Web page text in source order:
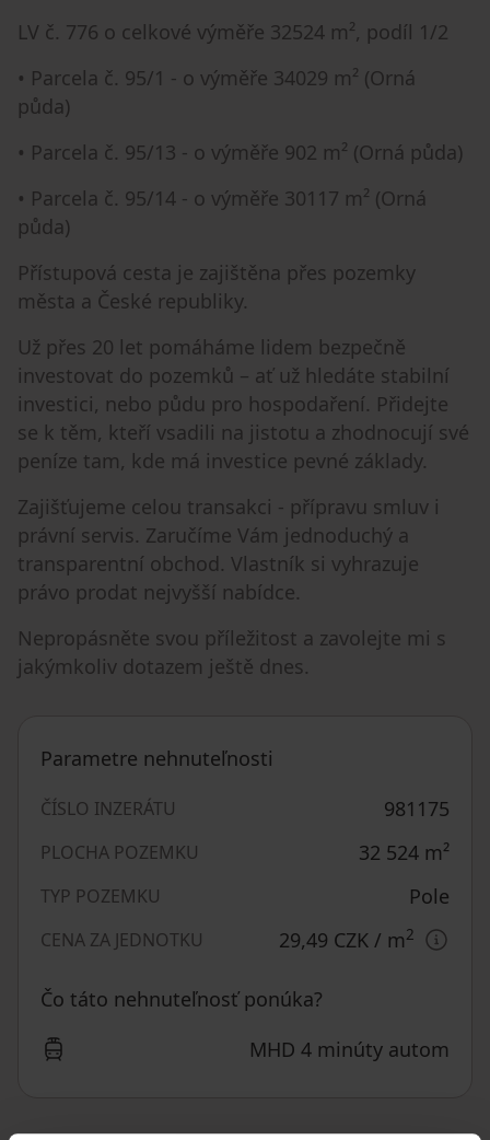
LV č. 776 o celkové výměře 32524 m², podíl 1/2
• Parcela č. 95/1 - o výměře 34029 m² (Orná
půda)
• Parcela č. 95/13 - o výměře 902 m² (Orná půda)
• Parcela č. 95/14 - o výměře 30117 m² (Orná
půda)
Přístupová cesta je zajištěna přes pozemky
města a České republiky.
Už přes 20 let pomáháme lidem bezpečně
investovat do pozemků – ať už hledáte stabilní
investici, nebo půdu pro hospodaření. Přidejte
se k těm, kteří vsadili na jistotu a zhodnocují své
peníze tam, kde má investice pevné základy.
Zajišťujeme celou transakci - přípravu smluv i
právní servis. Zaručíme Vám jednoduchý a
transparentní obchod. Vlastník si vyhrazuje
právo prodat nejvyšší nabídce.
Nepropásněte svou příležitost a zavolejte mi s
jakýmkoliv dotazem ještě dnes.
Parametre nehnuteľnosti
ČÍSLO INZERÁTU 981175
PLOCHA POZEMKU 32 524 m²
TYP POZEMKU Pole
CENA ZA JEDNOTKU 29,49 CZK / m2
Čo táto nehnuteľnosť ponúka?
MHD 4 minúty autom